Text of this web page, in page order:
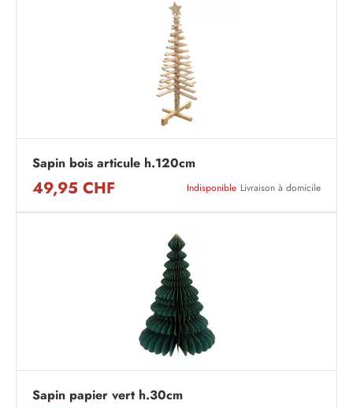
Sapin bois articule h.120cm
49,95 CHF Indisponible Livraison à domicile
Sapin papier vert h.30cm